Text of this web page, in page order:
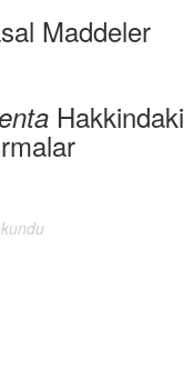
Maddeler
Hakkindaki